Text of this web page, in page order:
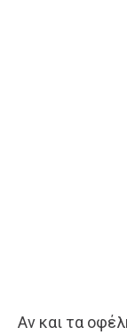
Αν και τα